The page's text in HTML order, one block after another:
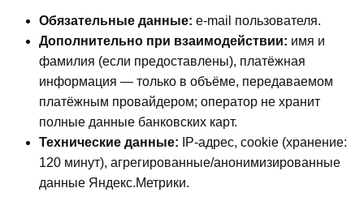
Обязательные данные: e‑mail пользователя.
Дополнительно при взаимодействии: имя и
фамилия (если предоставлены), платёжная
информация — только в объёме, передаваемом
платёжным провайдером; оператор не хранит
полные данные банковских карт.
Технические данные: IP‑адрес, cookie (хранение:
120 минут), агрегированные/анонимизированные
данные Яндекс.Метрики.